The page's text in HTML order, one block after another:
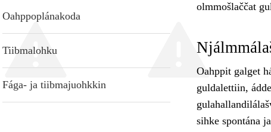
Oahppoplánakoda
Tiibmalohku
Fága- ja tiibmajuohkkin
olmmošlaččat
Oahppit galget
guldalettiin,
sihke spontána